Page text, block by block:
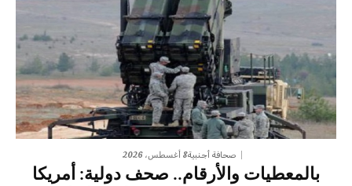
صحافة أجنبية8 أغسطس، 2026
بالمعطيات والأرقام.. صحف دولية: أمريكا